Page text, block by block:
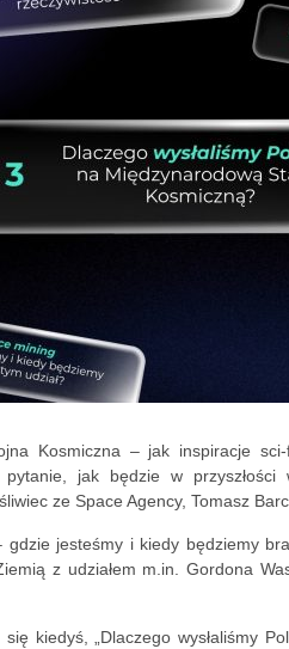
Kosmiczna – jak inspiracje sci-
jak będzie w przyszłości
ze Space Agency, Tomasz
gdzie jesteśmy i kiedy będziemy
z udziałem m.in. Gordona
się kiedyś, „Dlaczego wysłaliśmy